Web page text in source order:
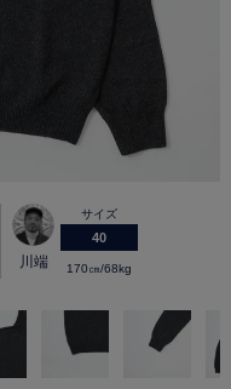
川端
サイズ
40
170㎝/68kg